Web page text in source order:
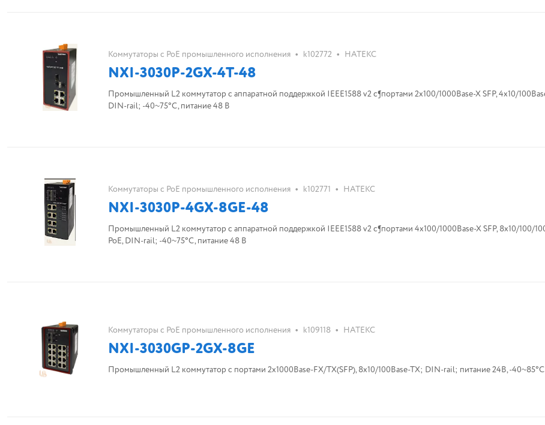
Коммутаторы с PoE промышленного исполнения • k102772 • НАТЕКС
NXI-3030P-2GX-4T-48
Промышленный L2 коммутатор с аппаратной поддержкой IEEE1588 v2 с¶портами 2х100/1000Base-X SFP, 4x10/100Base-TX PoE,
DIN-rail; -40~75°C, питание 48 В
Коммутаторы с PoE промышленного исполнения • k102771 • НАТЕКС
NXI-3030P-4GX-8GE-48
Промышленный L2 коммутатор с аппаратной поддержкой IEEE1588 v2 с¶портами 4х100/1000Base-X SFP, 8x10/100/1000Base-TX
PoE, DIN-rail; -40~75°C, питание 48 В
Коммутаторы с PoE промышленного исполнения • k109118 • НАТЕКС
NXI-3030GP-2GX-8GE
Промышленный L2 коммутатор с портами 2x1000Base-FX/TX(SFP), 8x10/100Base-TX; DIN-rail; питание 24В, -40~85°C